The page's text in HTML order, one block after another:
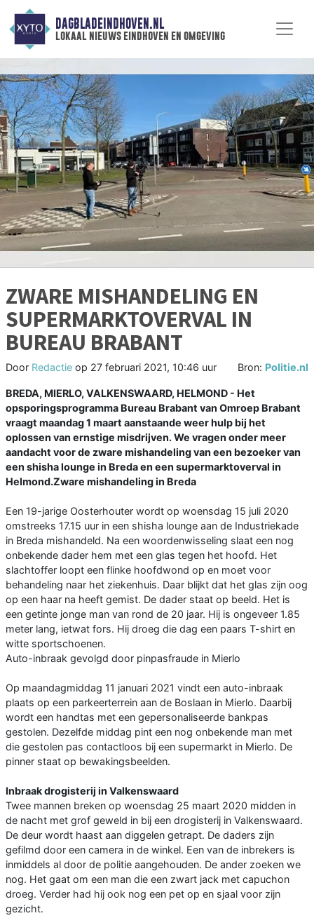
DAGBLADEINDHOVEN.NL
lokaal nieuws eindhoven en omgeving
ZWARE MISHANDELING EN
SUPERMARKTOVERVAL IN
BUREAU BRABANT
Door Redactie op 27 februari 2021, 10:46 uur Bron: Politie.nl
BREDA, MIERLO, VALKENSWAARD, HELMOND - Het
opsporingsprogramma Bureau Brabant van Omroep Brabant
vraagt maandag 1 maart aanstaande weer hulp bij het
oplossen van ernstige misdrijven. We vragen onder meer
aandacht voor de zware mishandeling van een bezoeker van
een shisha lounge in Breda en een supermarktoverval in
Helmond.Zware mishandeling in Breda
Een 19-jarige Oosterhouter wordt op woensdag 15 juli 2020
omstreeks 17.15 uur in een shisha lounge aan de Industriekade
in Breda mishandeld. Na een woordenwisseling slaat een nog
onbekende dader hem met een glas tegen het hoofd. Het
slachtoffer loopt een flinke hoofdwond op en moet voor
behandeling naar het ziekenhuis. Daar blijkt dat het glas zijn oog
op een haar na heeft gemist. De dader staat op beeld. Het is
een getinte jonge man van rond de 20 jaar. Hij is ongeveer 1.85
meter lang, ietwat fors. Hij droeg die dag een paars T-shirt en
witte sportschoenen.
Auto-inbraak gevolgd door pinpasfraude in Mierlo
Op maandagmiddag 11 januari 2021 vindt een auto-inbraak
plaats op een parkeerterrein aan de Boslaan in Mierlo. Daarbij
wordt een handtas met een gepersonaliseerde bankpas
gestolen. Dezelfde middag pint een nog onbekende man met
die gestolen pas contactloos bij een supermarkt in Mierlo. De
pinner staat op bewakingsbeelden.
Inbraak drogisterij in Valkenswaard
Twee mannen breken op woensdag 25 maart 2020 midden in
de nacht met grof geweld in bij een drogisterij in Valkenswaard.
De deur wordt haast aan diggelen getrapt. De daders zijn
gefilmd door een camera in de winkel. Een van de inbrekers is
inmiddels al door de politie aangehouden. De ander zoeken we
nog. Het gaat om een man die een zwart jack met capuchon
droeg. Verder had hij ook nog een pet op en sjaal voor zijn
gezicht.